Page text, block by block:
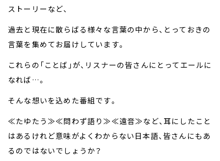
ストーリーなど、
過去と現在に散らばる様々な言葉の中から、とっておきの
言葉を集めてお届けしています。
これらの「ことば」が、リスナーの皆さんにとってエールに
なれば…。
そんな想いを込めた番組です。
≪たゆたう≫≪問わず語り≫≪遠音≫など、耳にしたこと
はあるけれど意味がよくわからない日本語、皆さんにもあ
るのではないでしょうか？